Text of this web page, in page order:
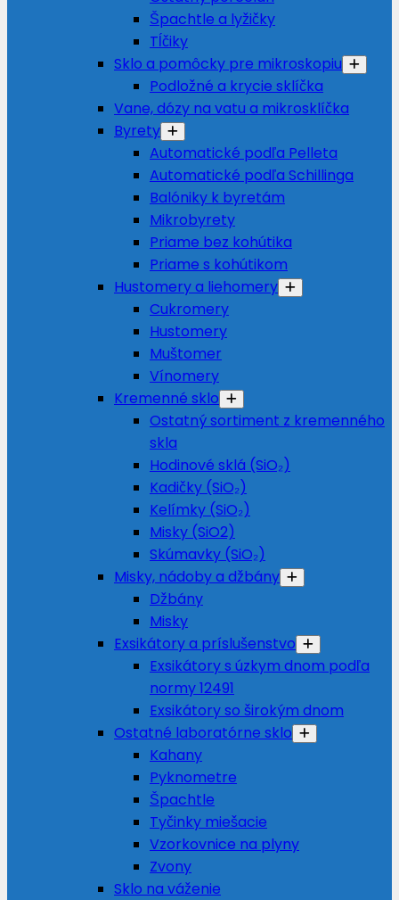
Špachtle a lyžičky
Tĺčiky
Sklo a pomôcky pre mikroskopiu
Podložné a krycie sklíčka
Vane, dózy na vatu a mikrosklíčka
Byrety
Automatické podľa Pelleta
Automatické podľa Schillinga
Balóniky k byretám
Mikrobyrety
Priame bez kohútika
Priame s kohútikom
Hustomery a liehomery
Cukromery
Hustomery
Muštomer
Vínomery
Kremenné sklo
Ostatný sortiment z kremenného
skla
Hodinové sklá (SiO₂)
Kadičky (SiO₂)
Kelímky (SiO₂)
Misky (SiO2)
Skúmavky (SiO₂)
Misky, nádoby a džbány
Džbány
Misky
Exsikátory a príslušenstvo
Exsikátory s úzkym dnom podľa
normy 12491
Exsikátory so širokým dnom
Ostatné laboratórne sklo
Kahany
Pyknometre
Špachtle
Tyčinky miešacie
Vzorkovnice na plyny
Zvony
Sklo na váženie